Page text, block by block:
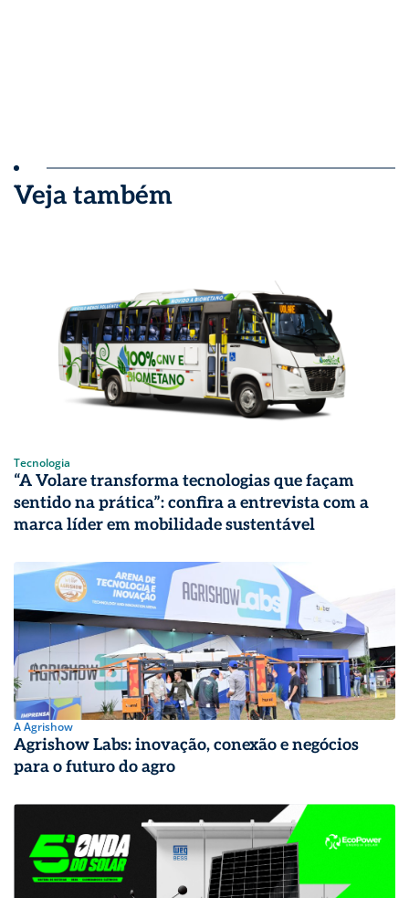
Veja também
Tecnologia
“A Volare transforma tecnologias que façam
sentido na prática”: confira a entrevista com a
marca líder em mobilidade sustentável
A Agrishow
Agrishow Labs: inovação, conexão e negócios
para o futuro do agro